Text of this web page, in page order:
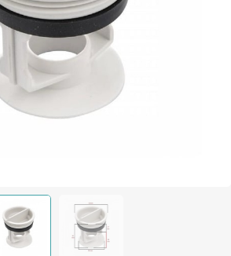
Fırın, Ocak ve Aspiratör
Kireç Önleme Ve Temizlik
Klima
Küçük Ev Aletleri
Musluk